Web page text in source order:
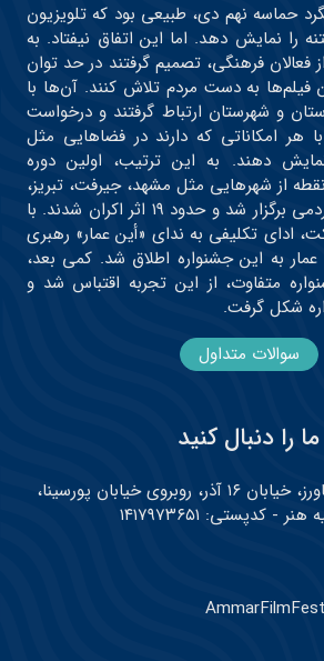
سالگرد حماسه نهم دی، طبیعی بود که تلویزیون
را نمایش دهد. اما این اتفاق نیفتاد. به
فعالان فرهنگی، تصمیم گرفتند در حد توان
فیلم‌ها به دست مردم تلاش کنند. آن‌ها با
و شهرستان ارتباط گرفتند و درخواست
هر امکاناتی که دارند در فضاهایی مثل
دهند. به این ترتیب، اولین دوره
جشنواره در حدود ۳۰ نقطه از شهرهایی مثل مشهد، جیرفت، تبریز،
تهران و… به صورت مردمی برگزار شد و حدود ۱۹ اثر اکران شدند. با
ادای تکلیفی به ندای «أین عمار» رهبری
به این جشنواره اطلاق شد. کمی بعد،
متفاوت، از این تجربه اقتباس شد و
شکل گرفت.
سوالات متداول
ما را دنبال کنید
تهران، بلوار کشاورز، خیابان ۱۶ آذر، روبروی خیابان پورسینا،